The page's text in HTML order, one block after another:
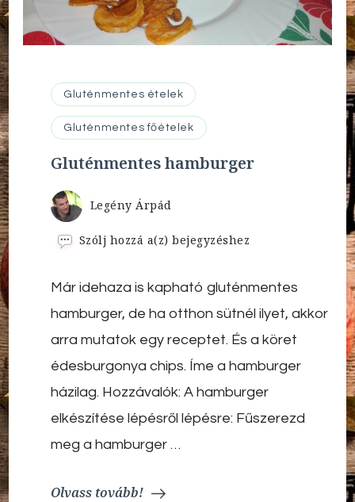
Gluténmentes ételek
Gluténmentes főételek
Gluténmentes hamburger
Legény Árpád
Szólj hozzá a(z)Gluténmentes
bejegyzéshez
Már idehaza is kapható gluténmentes
hamburger, de ha otthon sütnél ilyet, akkor
arra mutatok egy receptet. És a köret
édesburgonya chips. Íme a hamburger
házilag. Hozzávalók: A hamburger
elkészítése lépésről lépésre: Fűszerezd
meg a hamburger …
Olvass tovább!